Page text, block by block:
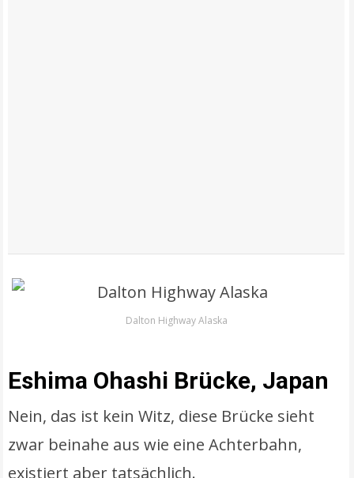
Dalton Highway Alaska
Eshima Ohashi Brücke, Japan
Nein, das ist kein Witz, diese Brücke sieht
zwar beinahe aus wie eine Achterbahn,
existiert aber tatsächlich.